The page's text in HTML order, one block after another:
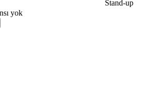
Stand-up
yok